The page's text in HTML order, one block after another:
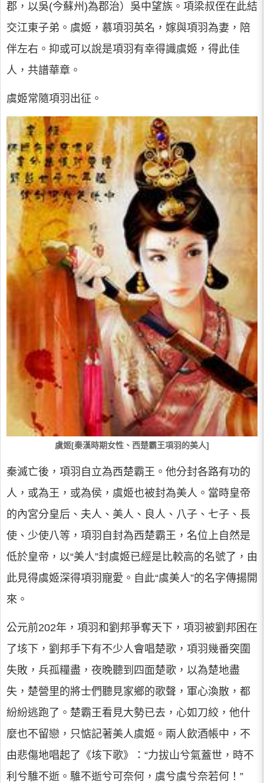
郡，以吳(今蘇州)為郡治）吳中望族。項梁叔侄在此結
交江東子弟。虞姬，慕項羽英名，嫁與項羽為妻，陪
伴左右。抑或可以說是項羽有幸得識虞姬，得此佳
人，共譜華章。
虞姬常隨項羽出征。
虞姬[秦漢時期女性、西楚霸王項羽的美人]
秦滅亡後，項羽自立為西楚霸王。他分封各路有功的
人，或為王，或為侯，虞姬也被封為美人。當時皇帝
的內宮分皇后、夫人、美人、良人、八子、七子、長
使、少使八等，項羽自封為西楚霸王，名位上自然是
低於皇帝，以“美人”封虞姬已經是比較高的名號了，由
此見得虞姬深得項羽寵愛。自此“虞美人”的名字傳揚開
來。
公元前202年，項羽和劉邦爭奪天下，項羽被劉邦困在
了垓下，劉邦手下有不少人會唱楚歌，項羽幾番突圍
失敗，兵孤糧盡，夜晚聽到四面楚歌，以為楚地盡
失，楚營里的將士們聽見家鄉的歌聲，軍心渙散，都
紛紛逃跑了。楚霸王看見大勢已去，心如刀絞，他什
麼也不留戀，只惦記著美人虞姬。兩人飲酒帳中，不
由悲傷地唱起了《垓下歌》：“力拔山兮氣蓋世，時不
利兮騅不逝。騅不逝兮可奈何，虞兮虞兮奈若何！”